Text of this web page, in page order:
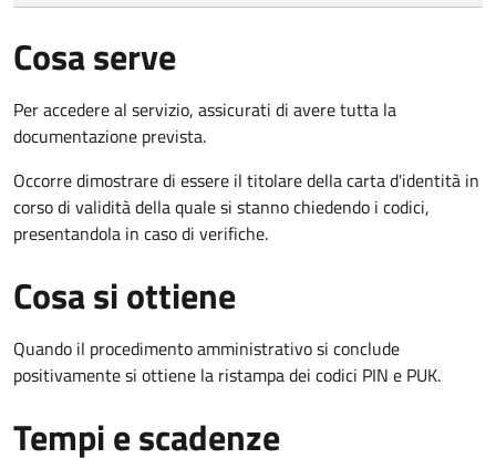
Cosa serve
Per accedere al servizio, assicurati di avere tutta la
documentazione prevista.
Occorre dimostrare di essere il titolare della carta d'identità in
corso di validità della quale si stanno chiedendo i codici,
presentandola in caso di verifiche.
Cosa si ottiene
Quando il procedimento amministrativo si conclude
positivamente si ottiene la ristampa dei codici PIN e PUK.
Tempi e scadenze